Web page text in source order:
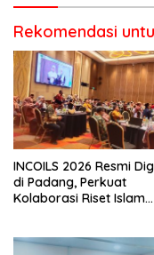
Rekomendasi
INCOILS 2026 Resmi
di Padang, Perkuat
Kolaborasi Riset Islam